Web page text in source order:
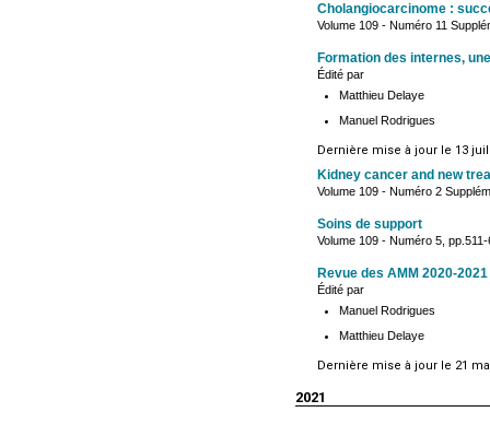
Cholangiocarcinome :
Volume 109 - Numéro 11
Formation des internes,
Édité par
Matthieu Delaye
Manuel Rodrigues
Dernière mise à jour le 13
Kidney cancer and new
Volume 109 - Numéro 2
Soins de support
Volume 109 - Numéro 5,
Revue des AMM 2020-2021
Édité par
Manuel Rodrigues
Matthieu Delaye
Dernière mise à jour le 21
2021